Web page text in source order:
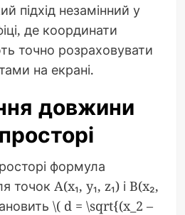
підхід незамінний у
де координати
точно розраховувати
на екрані.
довжини
формула
A(x₁, y₁, z₁) і B(x₂,
\( d = \sqrt{(x_2 –